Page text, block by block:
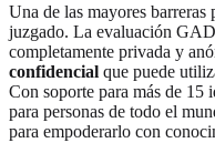
Una de las mayores barreras
juzgado. La evaluación
completamente privada y
confidencial que puede
Con soporte para más de 15
para personas de todo el
para empoderarlo con